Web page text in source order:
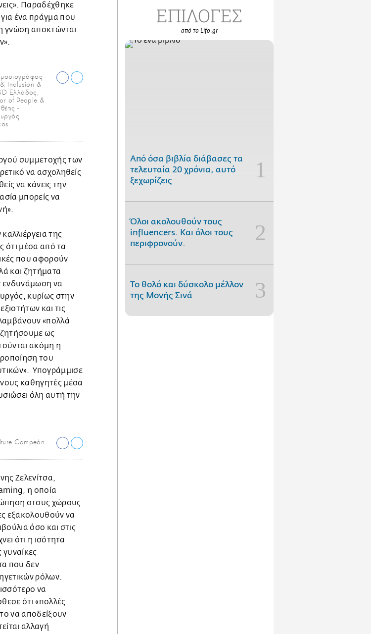
Παραδέχθηκε
ένα πράγμα που
γνώση αποκτώνται
-
Inclusion &
Ελλάδος,
of People &
-
συμμετοχής των
να ασχοληθείς
να κάνεις την
μπορείς να
της
ότι μέσα από τα
που αφορούν
και ζητήματα
ενδυνάμωση να
κυρίως στην
και τις
«πολλά
ως
ακόμη η
του
Υπογράμμισε
καθηγητές μέσα
όλη αυτή την
Campeón
Ζελενίτσα,
η οποία
στους χώρους
εξακολουθούν να
όσο και στις
ότι η ισότητα
γυναίκες
που δεν
ρόλων.
να
ότι «πολλές
να αποδείξουν
αλλαγή
ΕΠΙΛΟΓΕΣ
από το Lifo.gr
Από όσα βιβλία διάβασες τα
τελευταία 20 χρόνια, αυτό
ξεχωρίζεις
Όλοι ακολουθούν τους
influencers. Και όλοι τους
περιφρονούν.
Το θολό και δύσκολο μέλλον
της Μονής Σινά